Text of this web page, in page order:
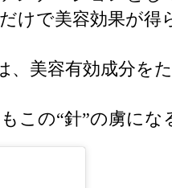
けで美容効果が得
、美容有効成分を
この“針”の虜にな